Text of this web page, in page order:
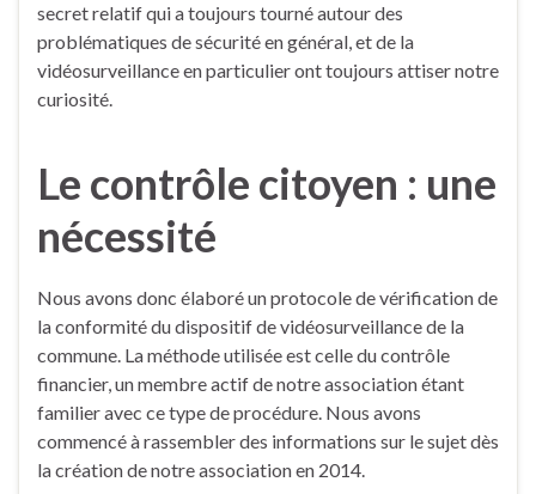
secret relatif qui a toujours tourné autour des
problématiques de sécurité en général, et de la
vidéosurveillance en particulier ont toujours attiser notre
curiosité.
Le contrôle citoyen : une
nécessité
Nous avons donc élaboré un protocole de vérification de
la conformité du dispositif de vidéosurveillance de la
commune. La méthode utilisée est celle du contrôle
financier, un membre actif de notre association étant
familier avec ce type de procédure. Nous avons
commencé à rassembler des informations sur le sujet dès
la création de notre association en 2014.